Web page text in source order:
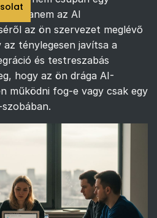
hanem az AI
az ön szervezet meglévő
ténylegesen javítsa a
és testreszabás
hogy az ön drága AI-
működni fog-e vagy csak egy